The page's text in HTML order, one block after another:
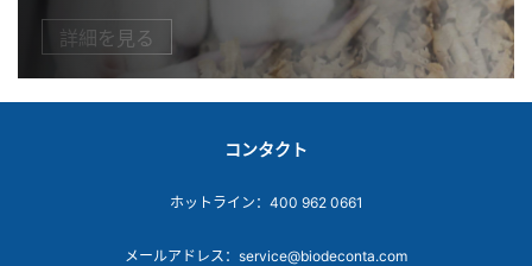
鉴定、诊断、生物制品制造等需要为目的而驯养、繁
殖、育成的动物。实验动物房是指适宜于饲养、繁育
实验动物的建筑物。无菌、已知菌以及无特殊病原体
詳細を見る
コンタクト
ホットライン：400 962 0661
メールアドレス：service@biodeconta.com